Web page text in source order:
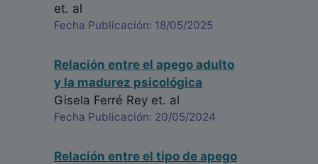
et. al
Fecha Publicación: 18/05/2025
Relación entre el apego adulto
y la madurez psicológica
Gisela Ferré Rey et. al
Fecha Publicación: 20/05/2024
Relación entre el tipo de apego